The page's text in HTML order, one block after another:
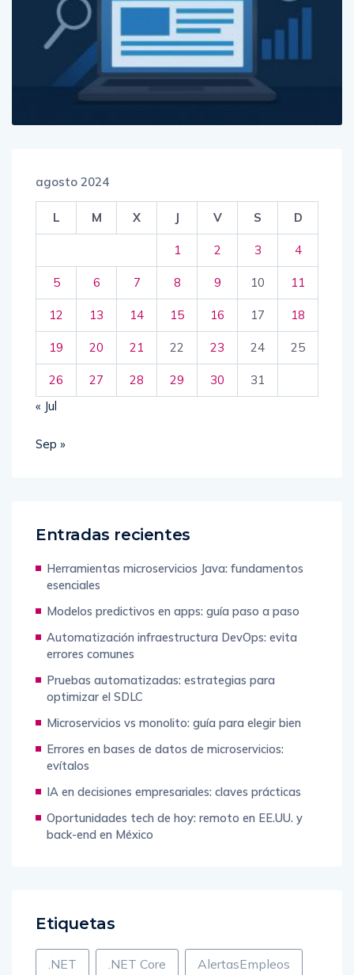
L M X J V S D
1 2 3 4
5 6 7 8 9 10 11
12 13 14 15 16 17 18
19 20 21 22 23 24 25
26 27 28 29 30
31
esenciales
Automatización infraestructura DevOps: evita
errores comunes
optimizar el SDLC
Microservicios vs monolito: guía para elegir bien
Errores en bases de datos de microservicios:
evítalos
Oportunidades tech de hoy: remoto en EE.UU. y
back-end en México
.NET .NET Core AlertasEmpleos